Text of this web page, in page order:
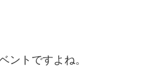
ントですよね。